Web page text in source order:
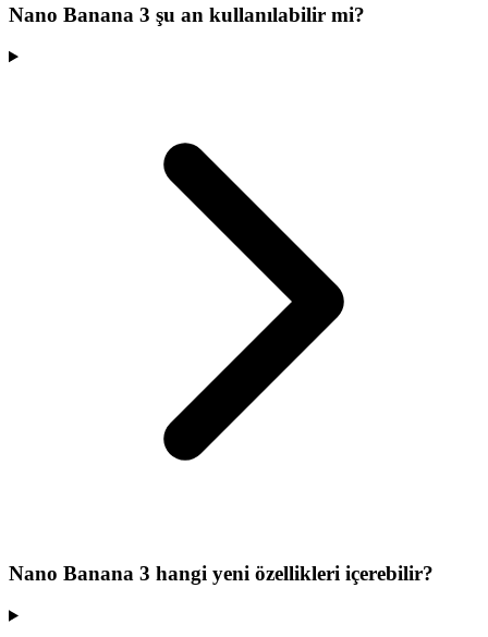
Nano Banana 3 şu an kullanılabilir mi?
Nano Banana 3 hangi yeni özellikleri içerebilir?